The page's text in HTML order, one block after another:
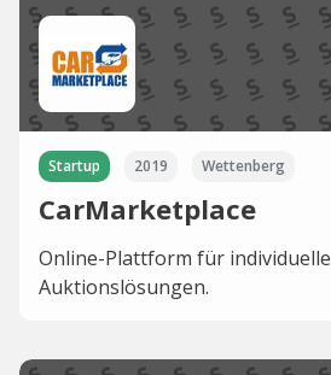
Startup 2019 Wettenberg
CarMarketplace
Online-Plattform für individuelle
Auktionslösungen.